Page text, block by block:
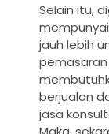
Selain itu,
jauh lebih
berjualan
jasa